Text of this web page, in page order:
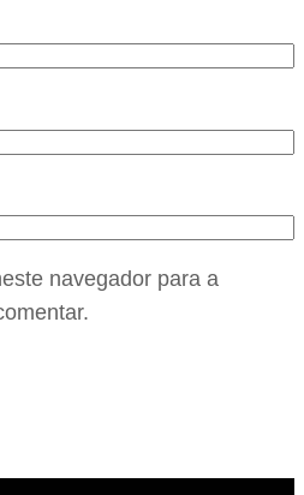
navegador para a